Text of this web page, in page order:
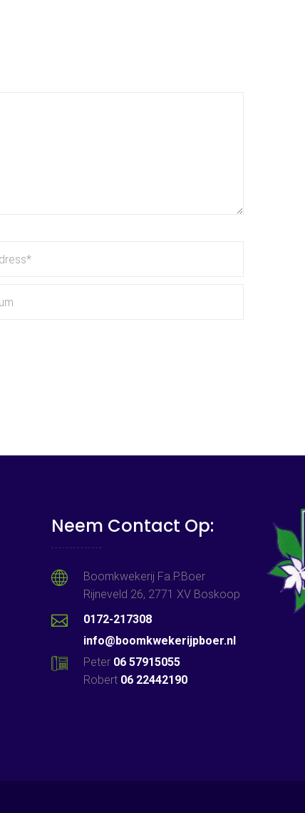
Neem Contact Op:
Boomkwekerij Fa.P.Boer
Rijneveld 26, 2771 XV Boskoop
0172-217308
info@boomkwekerijpboer.nl
Peter 06 57915055
Robert 06 22442190